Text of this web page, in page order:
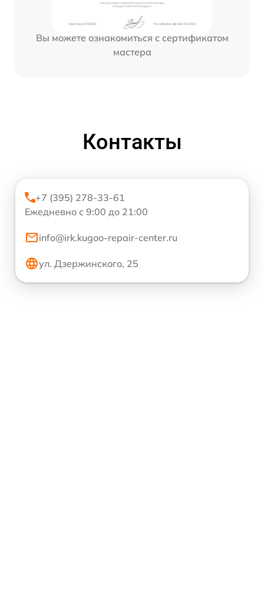
Вы можете ознакомиться с сертификатом
мастера
Контакты
+7 (395) 278-33-61
Ежедневно с 9:00 до 21:00
info@irk.kugoo-repair-center.ru
ул. Дзержинского, 25